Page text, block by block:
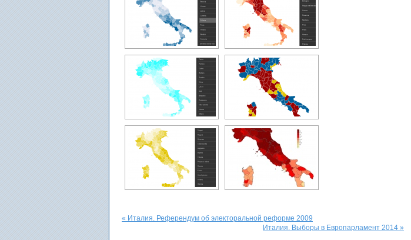
« Италия. Референдум об электоральной реформе 2009
Италия. Выборы в Европарламент 2014 »